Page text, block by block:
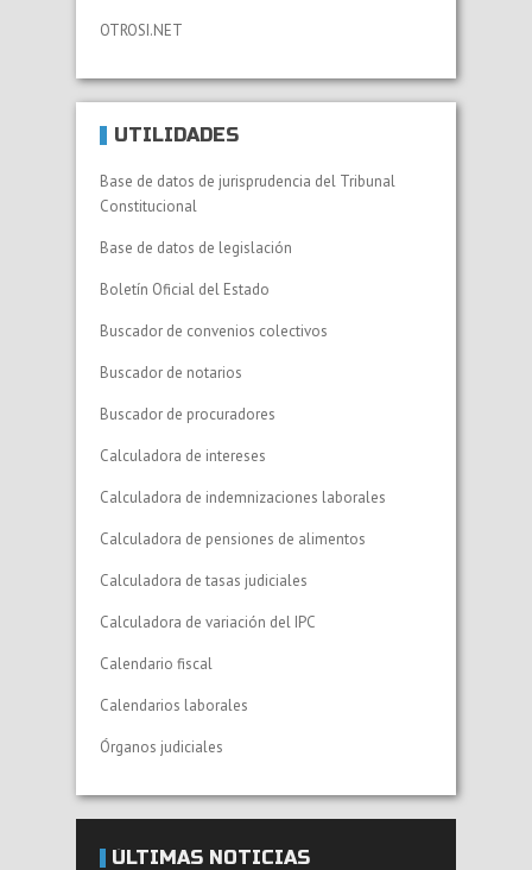
OTROSI.NET
UTILIDADES
Base de datos de jurisprudencia del Tribunal
Constitucional
Base de datos de legislación
Boletín Oficial del Estado
Buscador de convenios colectivos
Buscador de notarios
Buscador de procuradores
Calculadora de intereses
Calculadora de indemnizaciones laborales
Calculadora de pensiones de alimentos
Calculadora de tasas judiciales
Calculadora de variación del IPC
Calendario fiscal
Calendarios laborales
Órganos judiciales
ÚLTIMAS NOTICIAS